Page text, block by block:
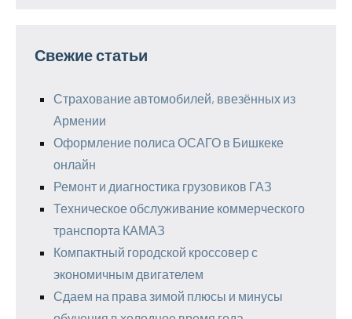
Свежие статьи
Страхование автомобилей, ввезённых из
Армении
Оформление полиса ОСАГО в Бишкеке
онлайн
Ремонт и диагностика грузовиков ГАЗ
Техническое обслуживание коммерческого
транспорта КАМАЗ
Компактный городской кроссовер с
экономичным двигателем
Сдаем на права зимой плюсы и минусы